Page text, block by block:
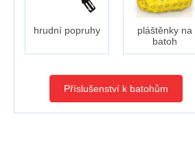
hrudní popruhy
pláštěnky na
batoh
Příslušenství k batohům